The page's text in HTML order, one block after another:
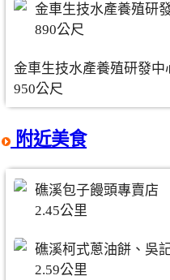
金車生技水產養殖研
890公尺
金車生技水產養殖研發中
950公尺
附近美食
礁溪包子饅頭專賣店
2.45公里
礁溪柯式蔥油餅、吳
2.59公里